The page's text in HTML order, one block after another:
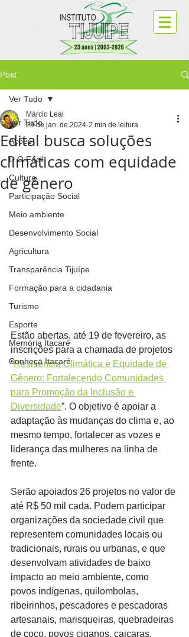
Post
Ver Tudo
Ações
D.O.Fácil
Cultura
Participação Social
Meio ambiente
Desenvolvimento Social
Agricultura
Transparência Tijuípe
Formação para a cidadania
Turismo
Esporte
Memória Itacaré
Conheça Itacaré
Ver Tudo
Edital busca soluções
climáticas com equidade
de gênero
Márcio Leal
29 de jan. de 2024 2 min de leitura
Estão abertas, até 19 de fevereiro, as
inscrições para a chamada de projetos
“Resiliência Climática e Equidade de
Gênero: Fortalecendo Comunidades
para Promoção da Inclusão e
Diversidade”. O objetivo é apoiar a
adaptação às mudanças do clima e, ao
mesmo tempo, fortalecer as vozes e
liderança das mulheres na linha de
frente.
Serão apoiados 26 projetos no valor de
até R$ 50 mil cada. Podem participar
organizações da sociedade civil que
representem comunidades locais ou
tradicionais, rurais ou urbanas, e que
desenvolvam atividades de baixo
impacto ao meio ambiente, como
povos indígenas, quilombolas,
ribeirinhos, pescadores e pescadoras
artesanais, marisqueiras, quebradeiras
de coco, povos ciganos, caiçaras,